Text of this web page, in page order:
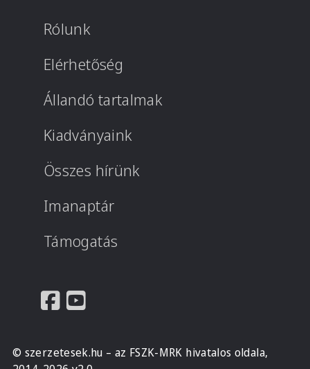
Rólunk
Elérhetőség
Állandó tartalmak
Kiadványaink
Összes hírünk
Imanaptár
Támogatás
© szerzetesek.hu – az FSZK-MRK hivatalos oldala,